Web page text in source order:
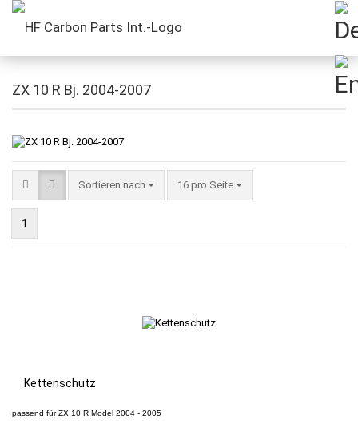
ZX 10 R Bj. 2004-2007
Sortieren nach 16 pro Seite
1
Kettenschutz
passend fürZX 10 R Model 2004 - 2005